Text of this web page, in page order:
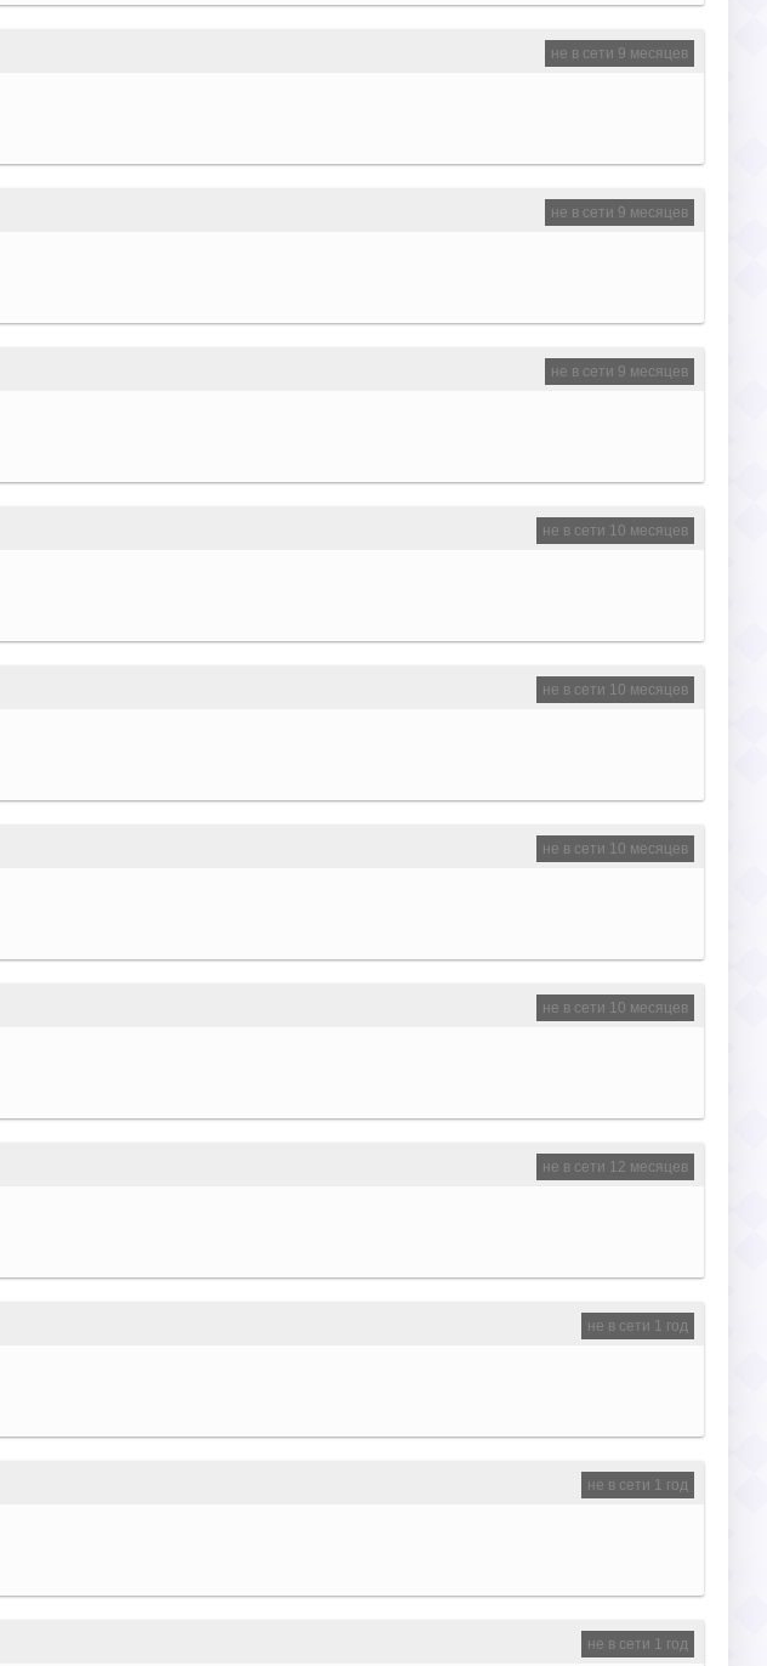
не в сети 9 месяцев
не в сети 9 месяцев
не в сети 9 месяцев
не в сети 10 месяцев
не в сети 10 месяцев
не в сети 10 месяцев
не в сети 10 месяцев
не в сети 12 месяцев
не в сети 1 год
не в сети 1 год
не в сети 1 год